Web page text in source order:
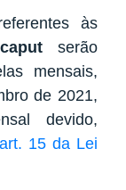
às
caput
serão
mensais,
de 2021,
devido,
15 da Lei